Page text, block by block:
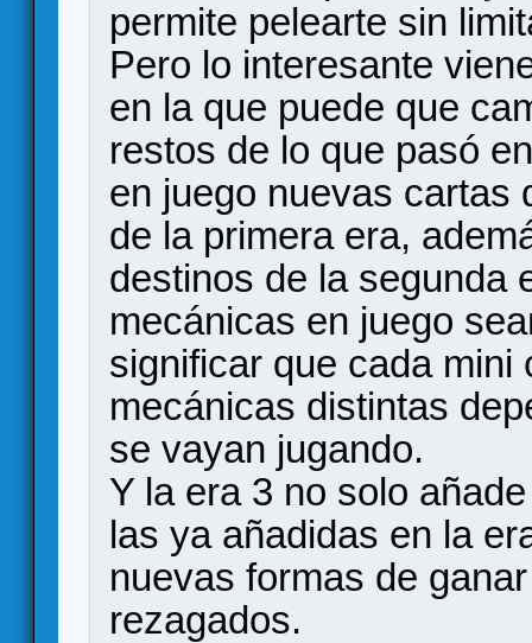
permite pelearte sin
Pero lo interesante
en la que puede que
restos de lo que pasó
en juego nuevas cartas
de la primera era,
destinos de la segunda
mecánicas en juego
significar que cada mini
mecánicas distintas
se vayan jugando.
Y la era 3 no solo
las ya añadidas en la
nuevas formas de
rezagados.